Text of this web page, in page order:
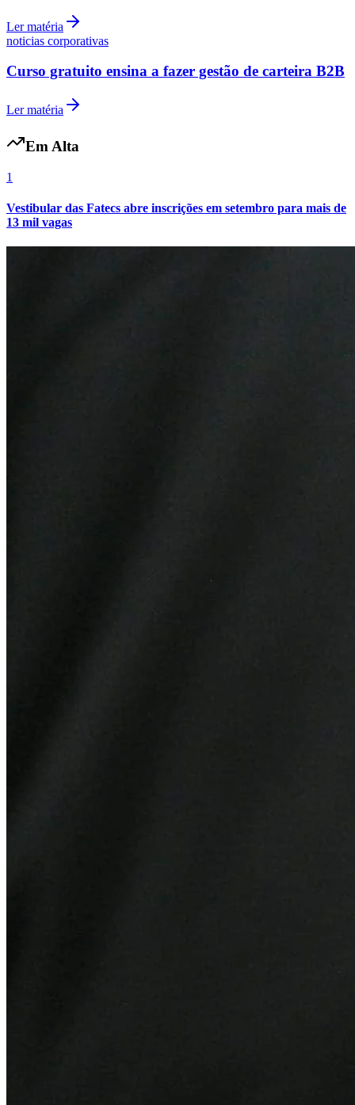
Ler matéria
noticias corporativas
Curso gratuito ensina a fazer gestão de carteira B2B
Ler matéria
Em Alta
1
Vestibular das Fatecs abre inscrições em setembro para mais de
13 mil vagas